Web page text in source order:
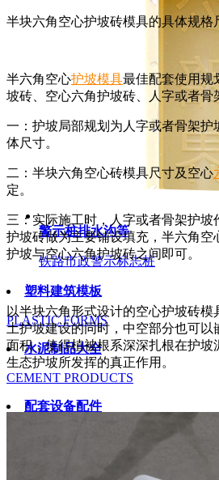
警示桩排水沟等
铁路市政警示标志桩
塑料建筑模板
PLASTIC FORMS
水泥制品大全
CEMENT PRODUCTS
配套设备配件
半块六角空心护坡砖模具的具体规格
半六角空心护坡模具最佳配套使用规
坡砖、空心六角护坡砖、人字或者骨
一：护坡局部规划为人字或者骨架护
体尺寸。
二：半块六角空心砖模具尺寸及空心
定。
三：实际施工时，人字或者骨架护坡
护坡砖做为主要铺设填充，半六角空
护坡与空心六角护坡砖之间即可。
以半块六角形式设计的空心护坡砖
土护坡建设的同时，中空部分也可以
面积，使得植被根系深深扎根在护坡
生态护坡所发挥的真正作用。